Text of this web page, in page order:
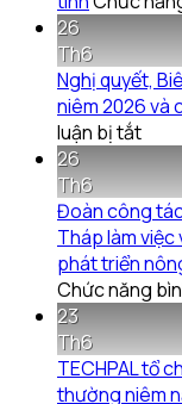
26
Th6
Nghị quyết,
niêm 2026 và
luận bị tắtở
Nghị
Biên
bản
họp
Đại
hội
cổ
26
Th6
Đoàn công
Tháp làm
phát triển
Chức năng
23
Th6
TECHPAL tổ
thường niêm